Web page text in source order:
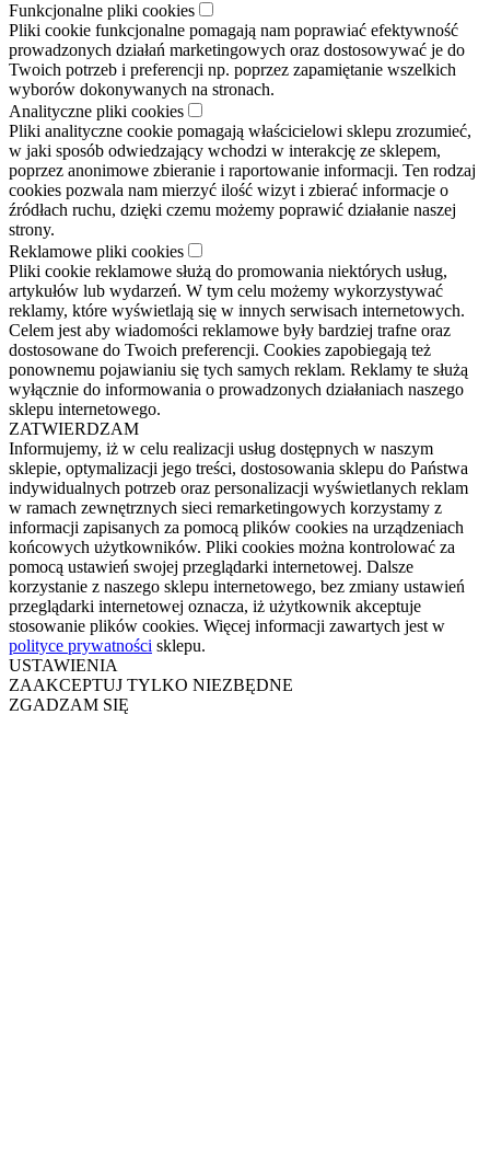
Funkcjonalne pliki cookies
Pliki cookie funkcjonalne pomagają nam poprawiać efektywność
prowadzonych działań marketingowych oraz dostosowywać je do
Twoich potrzeb i preferencji np. poprzez zapamiętanie wszelkich
wyborów dokonywanych na stronach.
Analityczne pliki cookies
Pliki analityczne cookie pomagają właścicielowi sklepu zrozumieć,
w jaki sposób odwiedzający wchodzi w interakcję ze sklepem,
poprzez anonimowe zbieranie i raportowanie informacji. Ten rodzaj
cookies pozwala nam mierzyć ilość wizyt i zbierać informacje o
źródłach ruchu, dzięki czemu możemy poprawić działanie naszej
strony.
Reklamowe pliki cookies
Pliki cookie reklamowe służą do promowania niektórych usług,
artykułów lub wydarzeń. W tym celu możemy wykorzystywać
reklamy, które wyświetlają się w innych serwisach internetowych.
Celem jest aby wiadomości reklamowe były bardziej trafne oraz
dostosowane do Twoich preferencji. Cookies zapobiegają też
ponownemu pojawianiu się tych samych reklam. Reklamy te służą
wyłącznie do informowania o prowadzonych działaniach naszego
sklepu internetowego.
ZATWIERDZAM
Informujemy, iż w celu realizacji usług dostępnych w naszym
sklepie, optymalizacji jego treści, dostosowania sklepu do Państwa
indywidualnych potrzeb oraz personalizacji wyświetlanych reklam
w ramach zewnętrznych sieci remarketingowych korzystamy z
informacji zapisanych za pomocą plików cookies na urządzeniach
końcowych użytkowników. Pliki cookies można kontrolować za
pomocą ustawień swojej przeglądarki internetowej. Dalsze
korzystanie z naszego sklepu internetowego, bez zmiany ustawień
przeglądarki internetowej oznacza, iż użytkownik akceptuje
stosowanie plików cookies. Więcej informacji zawartych jest w
polityce prywatności sklepu.
USTAWIENIA
ZAAKCEPTUJ TYLKO NIEZBĘDNE
ZGADZAM SIĘ